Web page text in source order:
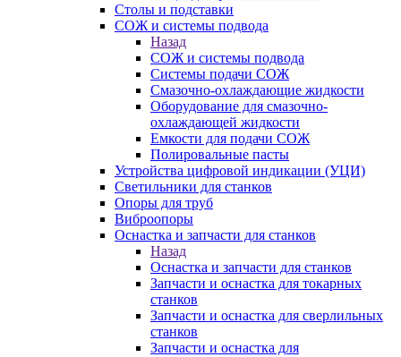
Столы и подставки
СОЖ и системы подвода
Назад
СОЖ и системы подвода
Системы подачи СОЖ
Смазочно-охлаждающие жидкости
Оборудование для смазочно-
охлаждающей жидкости
Емкости для подачи СОЖ
Полировальные пасты
Устройства цифровой индикации (УЦИ)
Светильники для станков
Опоры для труб
Виброопоры
Оснастка и запчасти для станков
Назад
Оснастка и запчасти для станков
Запчасти и оснастка для токарных
станков
Запчасти и оснастка для сверлильных
станков
Запчасти и оснастка для